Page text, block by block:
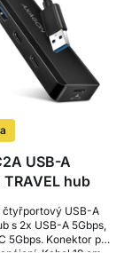
USB-A
TRAVEL hub
čtyřportový USB-A
s 2x USB-A 5Gbps,
5Gbps. Konektor pro
Kabel 19 cm.